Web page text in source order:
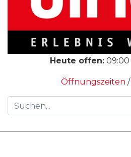
Heute offen: 09:00
Öffnungszeiten /